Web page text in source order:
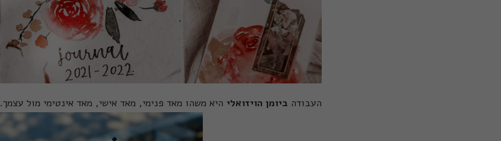
העבודה ביומן הויזואלי היא משהו מאד פנימי, מאד אישי, מאד אינטימי מול עצמך.